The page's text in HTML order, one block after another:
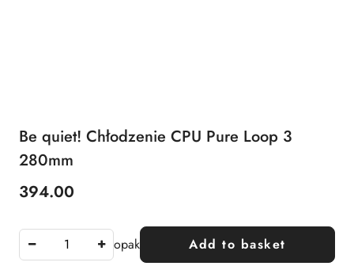
Be quiet! Chłodzenie CPU Pure Loop 3
280mm
Price:
394.00
opak Add to basket